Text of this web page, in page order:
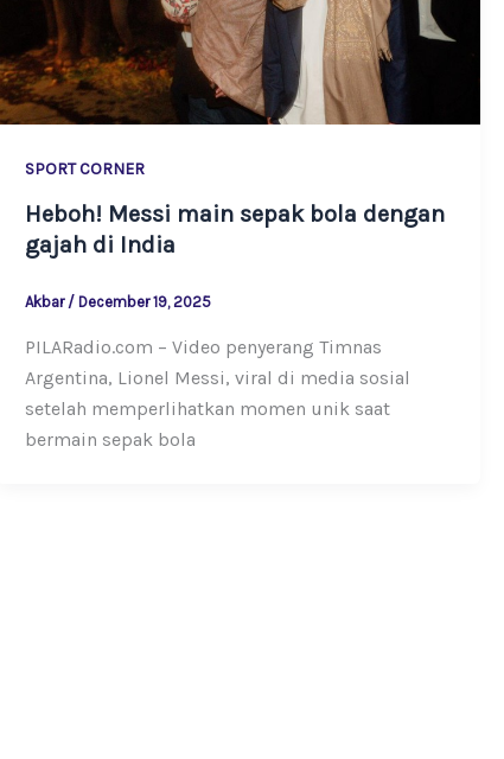
SPORT CORNER
Heboh! Messi main sepak bola dengan
gajah di India
Akbar / December 19, 2025
PILARadio.com – Video penyerang Timnas
Argentina, Lionel Messi, viral di media sosial
setelah memperlihatkan momen unik saat
bermain sepak bola